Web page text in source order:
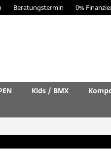
Beratungstermin 0%
Kids / BMX